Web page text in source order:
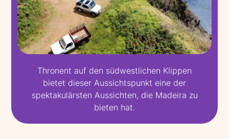
Thronent auf den südwestlichen Klippen
bietet dieser Aussichtspunkt eine der
spektakulärsten Aussichten, die Madeira zu
bieten hat.